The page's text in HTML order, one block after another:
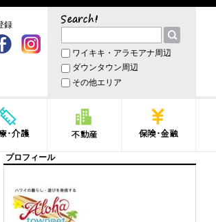
録 サーチ
ワイキキ・アラモアナ周辺
ダウンタウン周辺
その他エリア
護 不動産
プロフィール